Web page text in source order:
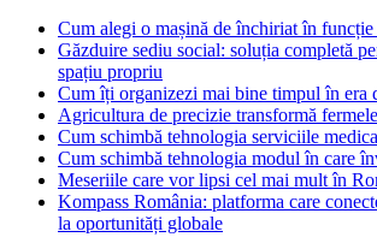
Cum alegi o mașină de închiriat în
Găzduire sediu social: soluția completă
spațiu propriu
Cum îți organizezi mai bine timpul în era
Agricultura de precizie transformă
Cum schimbă tehnologia serviciile
Cum schimbă tehnologia modul în care
Meseriile care vor lipsi cel mai mult în
Kompass România: platforma care
la oportunități globale